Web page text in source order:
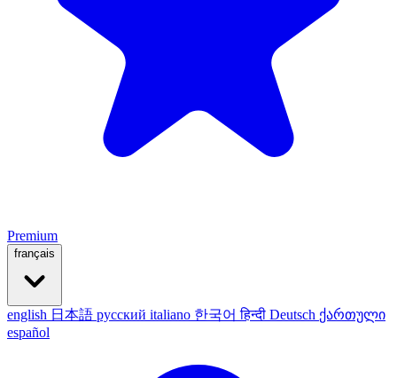
Premium
français
english 日本語 русский italiano 한국어हिन्दी Deutsch ქართული
español